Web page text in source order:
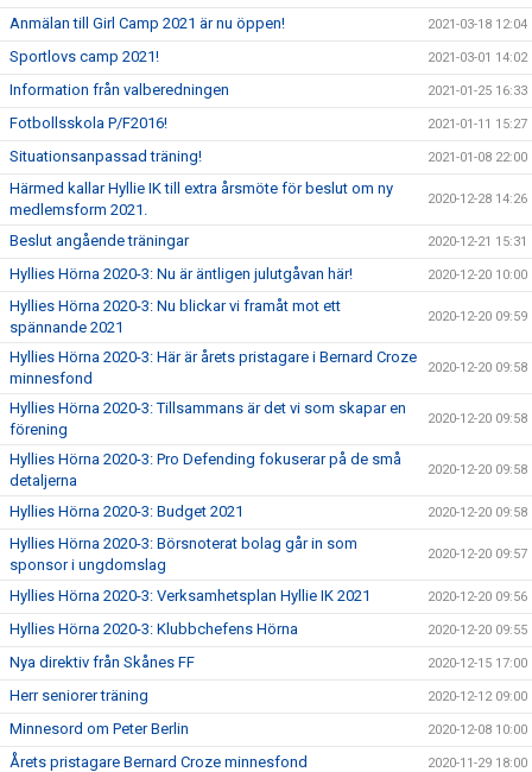
Anmälan till Girl Camp 2021 är nu öppen! 2021-03-18 12:04
Sportlovs camp 2021! 2021-03-01 14:02
Information från valberedningen 2021-01-25 16:33
Fotbollsskola P/F2016! 2021-01-11 15:27
Situationsanpassad träning! 2021-01-08 22:00
Härmed kallar Hyllie IK till extra årsmöte för beslut om ny
medlemsform 2021.
2020-12-28 14:26
Beslut angående träningar 2020-12-21 15:31
Hyllies Hörna 2020-3: Nu är äntligen julutgåvan här! 2020-12-20 10:00
Hyllies Hörna 2020-3: Nu blickar vi framåt mot ett
spännande 2021
2020-12-20 09:59
Hyllies Hörna 2020-3: Här är årets pristagare i Bernard Croze
minnesfond
2020-12-20 09:58
Hyllies Hörna 2020-3: Tillsammans är det vi som skapar en
förening
2020-12-20 09:58
Hyllies Hörna 2020-3: Pro Defending fokuserar på de små
detaljerna
2020-12-20 09:58
Hyllies Hörna 2020-3: Budget 2021 2020-12-20 09:58
Hyllies Hörna 2020-3: Börsnoterat bolag går in som
sponsor i ungdomslag
2020-12-20 09:57
Hyllies Hörna 2020-3: Verksamhetsplan Hyllie IK 2021 2020-12-20 09:56
Hyllies Hörna 2020-3: Klubbchefens Hörna 2020-12-20 09:55
Nya direktiv från Skånes FF 2020-12-15 17:00
Herr seniorer träning 2020-12-12 09:00
Minnesord om Peter Berlin 2020-12-08 10:00
Årets pristagare Bernard Croze minnesfond 2020-11-29 18:00